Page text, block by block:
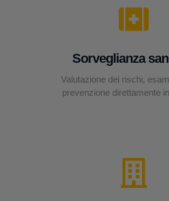
Sorveglianza
Valutazione dei rischi,
prevenzione direttamente